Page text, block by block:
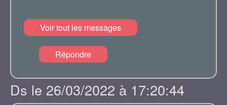
La solution qui est de lever la voiture le plus haut
possible, de démonter les sphères et mettre à la
place une cale pour bloquer les amortisseurs en
bouchon a la place des sphères d'origine.
hs pour récupérer le filetage de montage. je
souderai au bout de ce filetage un gros écrou
Voir tout les messages
Répondre
Ds le 26/03/2022 à 17:20:44